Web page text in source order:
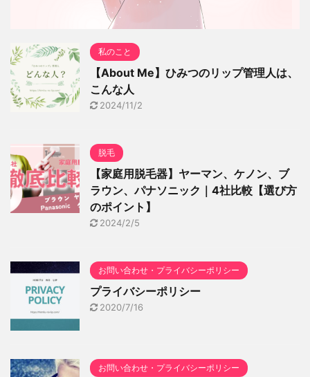
私のこと
【About Me】ひみつのリップ管理人は、
こんな人
2024/11/2
脱毛
【家庭用脱毛器】ヤーマン、ケノン、ブ
ラウン、パナソニック｜4社比較【選び方
のポイント】
2024/2/5
お問い合わせ・プライバシーポリシー
プライバシーポリシー
2020/7/16
お問い合わせ・プライバシーポリシー